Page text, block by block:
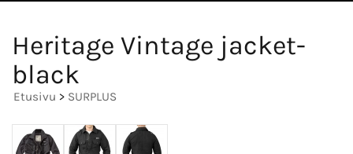
Heritage Vintage jacket-
black
Etusivu > SURPLUS